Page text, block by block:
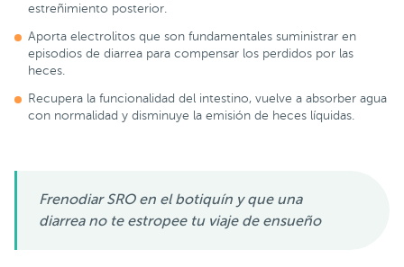
estreñimiento posterior.
Aporta electrolitos que son fundamentales suministrar en
episodios de diarrea para compensar los perdidos por las
heces.
Recupera la funcionalidad del intestino, vuelve a absorber agua
con normalidad y disminuye la emisión de heces líquidas.
Frenodiar SRO en el botiquín y que una
diarrea no te estropee tu viaje de ensueño